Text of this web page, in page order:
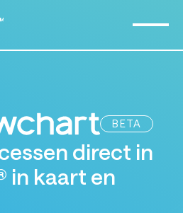
BETA
direct in
in kaart en